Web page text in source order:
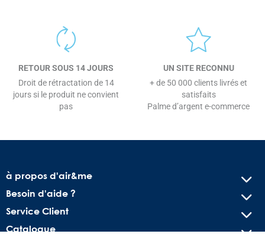
RETOUR SOUS 14 JOURS
Droit de rétractation de 14
jours si le produit ne convient
pas
UN SITE RECONNU
+ de 50 000 clients livrés et
satisfaits
Palme d’argent e-commerce
à propos d'air&me
Besoin d'aide ?
Service Client
Catalogue